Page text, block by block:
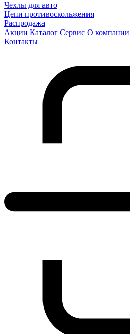
Чехлы для авто
Цепи противоскольжения
Распродажа
Акции Каталог Сервис О компании
Контакты